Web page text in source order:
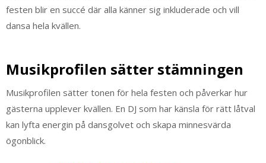
festen blir en succé där alla känner sig inkluderade och vill
dansa hela kvällen.
Musikprofilen sätter stämningen
Musikprofilen sätter tonen för hela festen och påverkar hur
gästerna upplever kvällen. En DJ som har känsla för rätt låtval
kan lyfta energin på dansgolvet och skapa minnesvärda
ögonblick.